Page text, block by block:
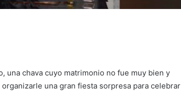
una chava cuyo matrimonio no fue muy bien y
una gran fiesta sorpresa para celebrar